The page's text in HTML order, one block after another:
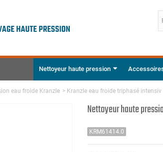
Nettoyeur haute pression
eau froide Kranzle > Kranzle eau froide triphasé intensiv
Nettoyeur haute
KRM61414.0